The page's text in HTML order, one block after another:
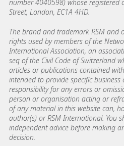
number 4040598) whose registered
Street, London, EC1A 4HD.
The brand and trademark RSM and
rights used by members of the
International Association, an
seq of the Civil Code of Switzerland
articles or publications contained
intended to provide specific business
responsibility for any errors or
person or organisation acting or
of any material in this website can,
author(s) or RSM International. You
independent advice before making
decision.